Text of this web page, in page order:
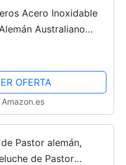
Acero Inoxidable
Australiano
para Mujeres Niñas
Plateado)
OFERTA
Amazon.es
Pastor alemán,
de Pastor